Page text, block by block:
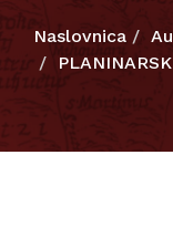
Naslovnica